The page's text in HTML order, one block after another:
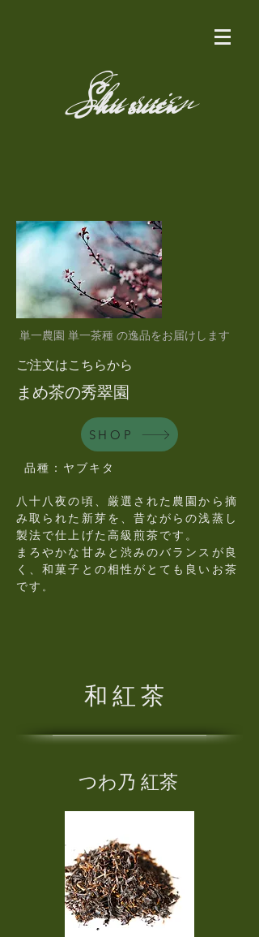
Shu suien
Shu suien
品種：ヤブキタ
八十八夜の頃、厳選された農園から摘
み取られた新芽を、昔ながらの浅蒸し
製法で仕上げた高級煎茶です。
まろやかな甘みと渋みのバランスが良
く、和菓子との相性がとても良いお茶
です 。
和紅茶
​つわ乃 紅茶​
​単一農園 単一茶種 の逸品をお届けします
​ご注文はこちらから
まめ茶の秀翠園
SHOP